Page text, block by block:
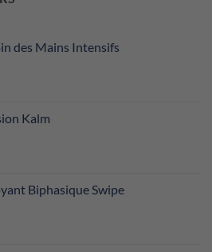
des Mains Intensifs
Kalm
Biphasique Swipe